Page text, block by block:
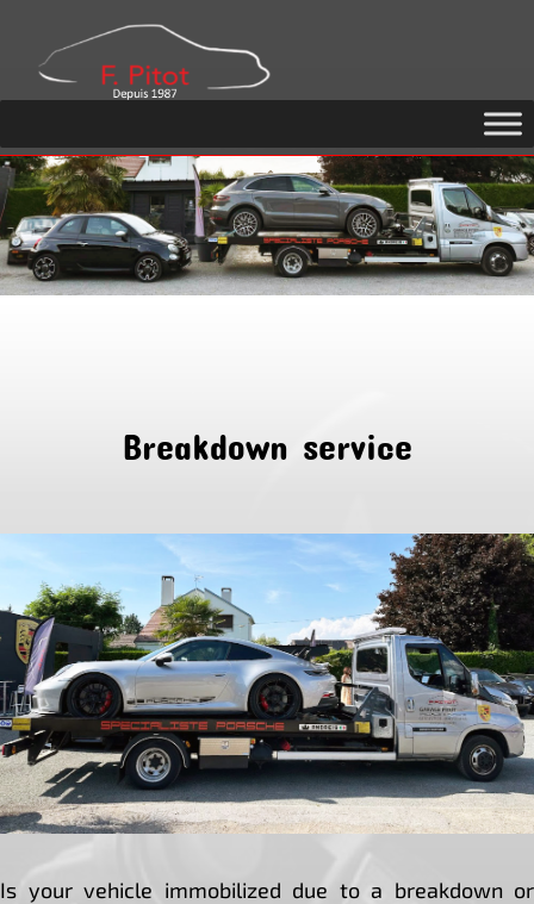
PITOT
Breakdown service
Is your vehicle immobilized due to a breakdown or